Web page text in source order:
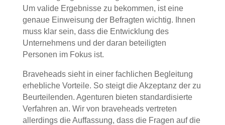
Um valide Ergebnisse zu bekommen, ist eine
genaue Einweisung der Befragten wichtig. Ihnen
muss klar sein, dass die Entwicklung des
Unternehmens und der daran beteiligten
Personen im Fokus ist.
Braveheads sieht in einer fachlichen Begleitung
erhebliche Vorteile. So steigt die Akzeptanz der zu
Beurteilenden. Agenturen bieten standardisierte
Verfahren an. Wir von braveheads vertreten
allerdings die Auffassung, dass die Fragen auf die